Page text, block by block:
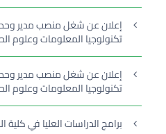
إعلان عن شغل منصب مدير وحدة
تكنولوجيا المعلومات وعلوم
إعلان عن شغل منصب مدير
تكنولوجيا المعلومات وعلوم
برامج الدراسات العليا في